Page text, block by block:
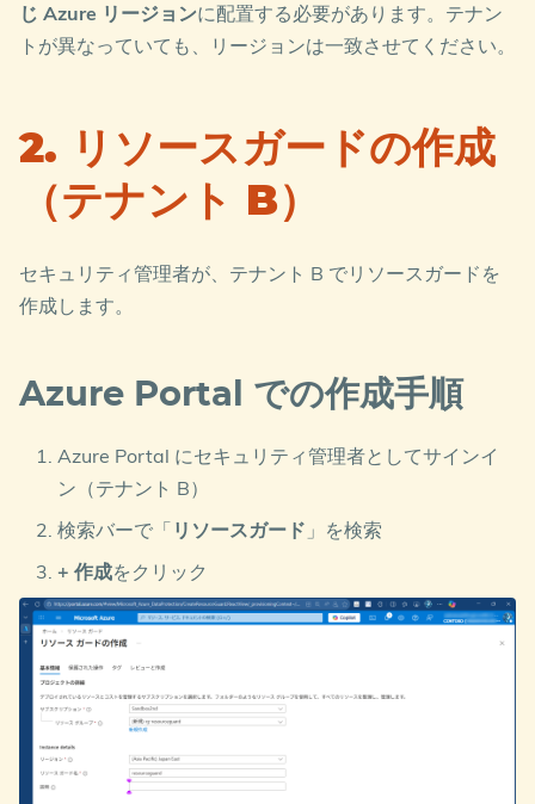
じ Azure リージョンに配置する必要があります。テナン
トが異なっていても、リージョンは一致させてください。
2. リソースガードの作成
（テナント B）
セキュリティ管理者が、テナント B でリソースガードを
作成します。
Azure Portal での作成手順
Azure Portal にセキュリティ管理者としてサインイ
ン（テナント B）
検索バーで「 リソースガード 」を検索
+ 作成をクリック